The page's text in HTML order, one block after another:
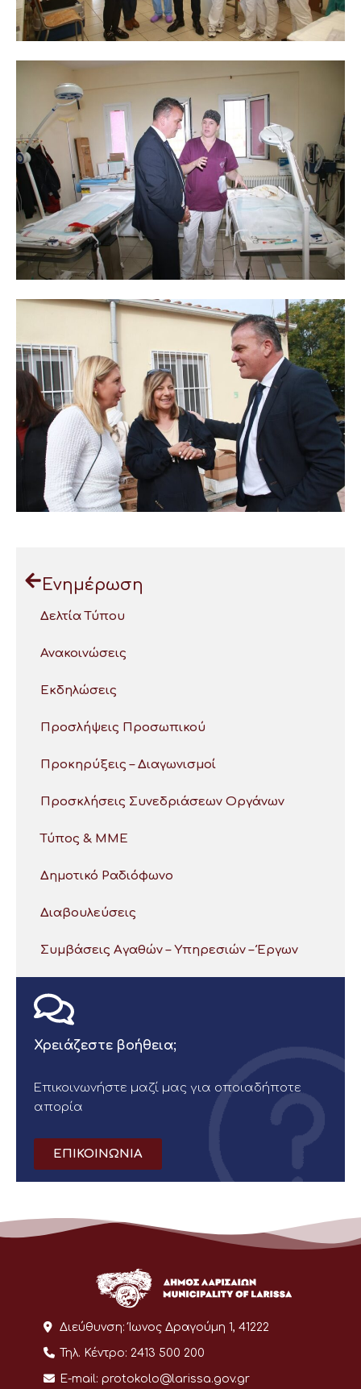
Ενημέρωση
Δελτία Τύπου
Ανακοινώσεις
Εκδηλώσεις
Προσλήψεις Προσωπικού
Προκηρύξεις – Διαγωνισμοί
Προσκλήσεις Συνεδριάσεων Οργάνων
Τύπος & ΜΜΕ
Δημοτικό Ραδιόφωνο
Διαβουλεύσεις
Συμβάσεις Αγαθών – Υπηρεσιών – Έργων
Χρειάζεστε βοήθεια;
Επικοινωνήστε μαζί μας για οποιαδήποτε
απορία
ΕΠΙΚΟΙΝΩΝΙΑ
Διεύθυνση: Ίωνος Δραγούμη 1, 41222
Τηλ. Κέντρο: 2413 500 200
E-mail: protokolo@larissa.gov.gr